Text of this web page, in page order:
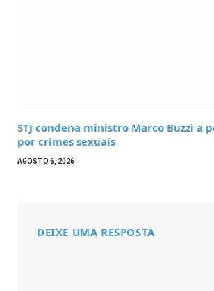
STJ condena ministro Marco Buzzi a
por crimes sexuais
AGOSTO 6, 2026
DEIXE UMA RESPOSTA